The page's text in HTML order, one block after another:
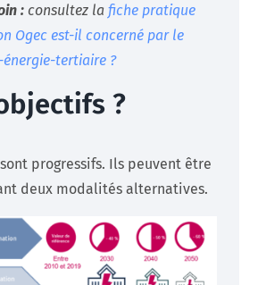
: consultez la fiche pratique
Ogec est-il concerné par le
tertiaire ?
?
progressifs. Ils peuvent être
deux modalités alternatives.